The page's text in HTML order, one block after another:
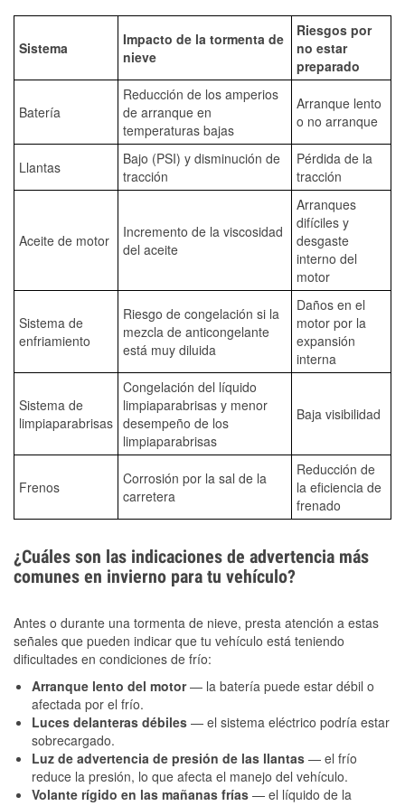
Sistema
Impacto de la tormenta de
nieve
Riesgos por
no estar
preparado
Batería
Reducción de los amperios
de arranque en
temperaturas bajas
Arranque lento
o no arranque
Llantas
Bajo (PSI) y disminución de
tracción
Pérdida de la
tracción
Aceite de motor
Incremento de la viscosidad
del aceite
Arranques
difíciles y
desgaste
interno del
motor
Sistema de
enfriamiento
Riesgo de congelación si la
mezcla de anticongelante
está muy diluida
Daños en el
motor por la
expansión
interna
Sistema de
limpiaparabrisas
Congelación del líquido
limpiaparabrisas y menor
desempeño de los
limpiaparabrisas
Baja visibilidad
Frenos
Corrosión por la sal de la
carretera
Reducción de
la eficiencia de
frenado
¿Cuáles son las indicaciones de advertencia más
comunes en invierno para tu vehículo?
Antes o durante una tormenta de nieve, presta atención a estas
señales que pueden indicar que tu vehículo está teniendo
dificultades en condiciones de frío:
Arranque lento del motor— la batería puede estar débil o
afectada por el frío.
Luces delanteras débiles — el sistema eléctrico podría estar
sobrecargado.
Luz de advertencia de presión de las llantas — el frío
reduce la presión, lo que afecta el manejo del vehículo.
Volante rígido en las mañanas frías — el líquido de la